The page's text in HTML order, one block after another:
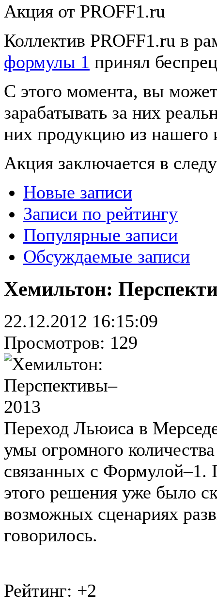
Акция от PROFF1.ru
Коллектив PROFF1.ru в
формулы 1 принял
С этого момента, вы
зарабатывать за них
них продукцию из нашего
Акция заключается в
Новые записи
Записи по рейтингу
Популярные записи
Обсуждаемые записи
Хемильтон:
22.12.2012 16:15:09
Просмотров: 129
Переход Льюиса в
умы огромного
связанных с Формулой–1.
этого решения уже было
возможных сценариях
говорилось.
Рейтинг: +2